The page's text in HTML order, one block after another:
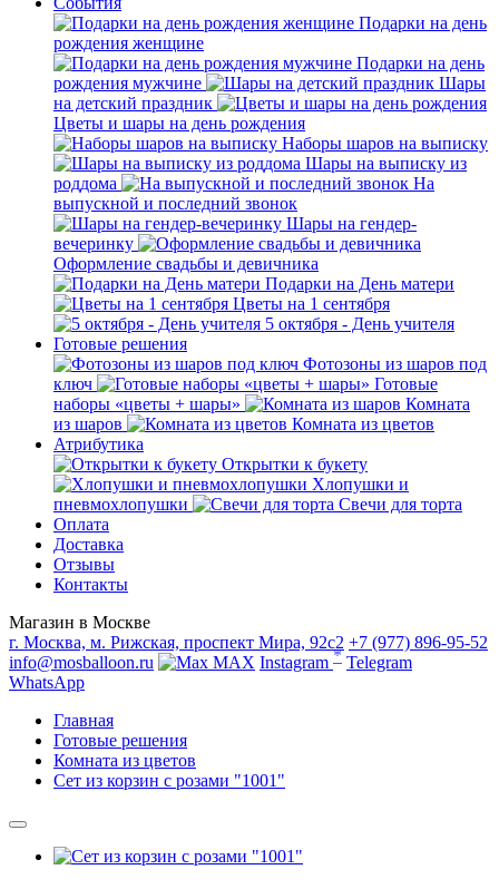
Подарки на день
рождения женщине
Подарки на день
рождения мужчине
Шары
на детский праздник
Цветы и шары на день рождения
Наборы шаров на выписку
Шары на выписку из
роддома
На
выпускной и последний звонок
Шары на гендер-
вечеринку
Оформление свадьбы и девичника
Подарки на День матери
Цветы на 1 сентября
5 октября - День учителя
Готовые решения
Фотозоны из шаров под
ключ
Готовые
наборы «цветы + шары»
Комната
из шаров
Комната из цветов
Атрибутика
Открытки к букету
Хлопушки и
пневмохлопушки
Свечи для торта
Оплата
Доставка
Отзывы
Контакты
Магазин в Москве
г. Москва, м. Рижская, проспект Мира, 92с2 +7 (977) 896-95-52
info@mosballoon.ru
MAX Instagram * Telegram
WhatsApp
Главная
Готовые решения
Комната из цветов
Сет из корзин с розами "1001"